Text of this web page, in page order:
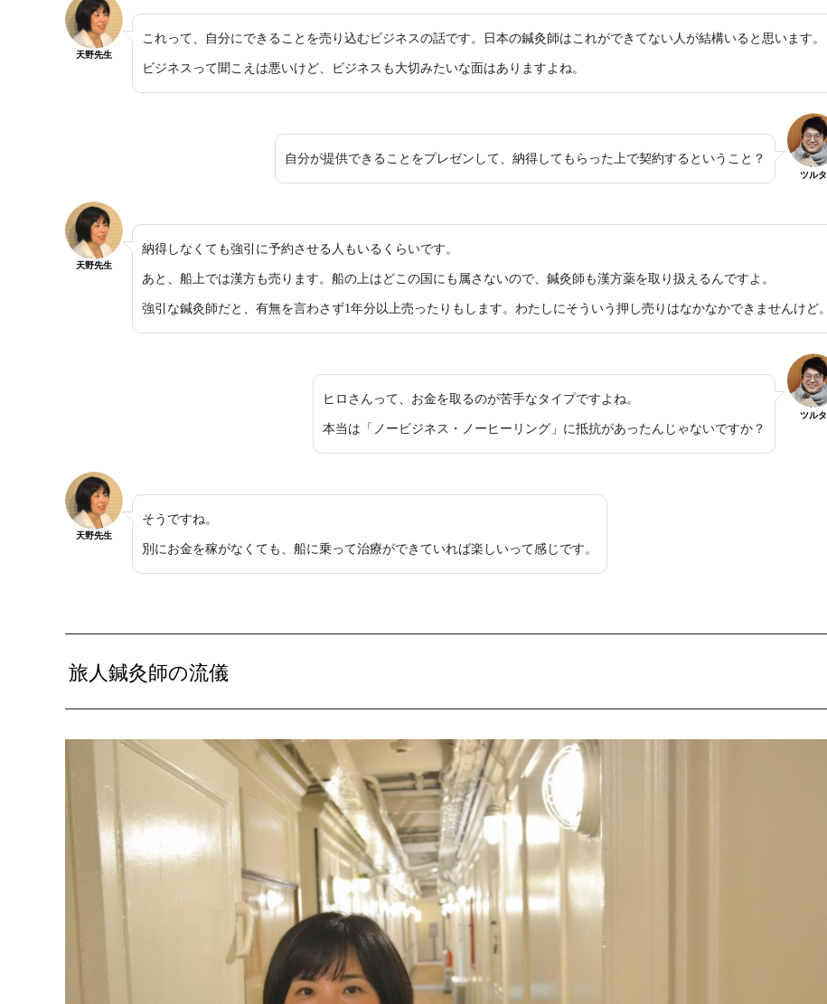
天野先生
これって、自分にできることを売り込むビジネスの話です。日本の鍼灸師はこれができてない人が結構いると思います。
ビジネスって聞こえは悪いけど、ビジネスも大切みたいな面はありますよね。
自分が提供できることをプレゼンして、納得してもらった上で契約するということ？
ツルタ
天野先生
納得しなくても強引に予約させる人もいるくらいです。
あと、船上では漢方も売ります。船の上はどこの国にも属さないので、鍼灸師も漢方薬を取り扱えるんですよ。
強引な鍼灸師だと、有無を言わさず1年分以上売ったりもします。わたしにそういう押し売りはなかなかできませんけど。
ヒロさんって、お金を取るのが苦手なタイプですよね。
本当は「ノービジネス・ノーヒーリング」に抵抗があったんじゃないですか？
ツルタ
天野先生
そうですね。
別にお金を稼がなくても、船に乗って治療ができていれば楽しいって感じです。
旅人鍼灸師の流儀